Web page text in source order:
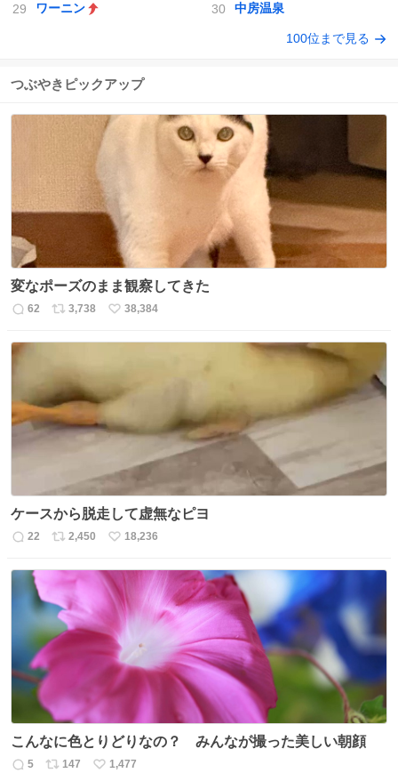
ワーニン 中房温泉
100位まで見る
つぶやきピックアップ
変なポーズのまま観察してきた
返
数
62
リ
数
3,738
い
38,384
ケースから脱走して虚無なピヨ
返
22
リ
ト
数
2,450
い
ね
数
18,236
こんなに色とりどりなの？ みんなが撮った美しい朝顔
返
5
リ
147
い
1,477